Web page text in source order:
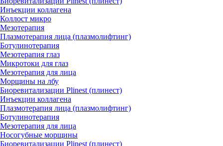
Инъекции коллагена
Коллост микро
Мезотерапия
Плазмотерапия лица (плазмолифтинг)
Ботулинотерапия
Мезотерапия глаз
Микротоки для глаз
Мезотерапия для лица
Морщины на лбу
Биоревитализации Plinest (плинест)
Инъекции коллагена
Плазмотерапия лица (плазмолифтинг)
Ботулинотерапия
Мезотерапия для лица
Носогубные морщины
Биоревитализации Plinest (плинест)